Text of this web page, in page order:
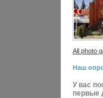
All photo
Наш
У вас
первые